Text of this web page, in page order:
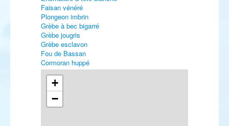
Faisan vénéré
Plongeon imbrin
Grèbe à bec bigarré
Grèbe jougris
Grèbe esclavon
Fou de Bassan
Cormoran huppé
Blongios nain
Bihoreau gris
Crabier chevelu
Aigrette des récifs
Cigogne noire
+
−